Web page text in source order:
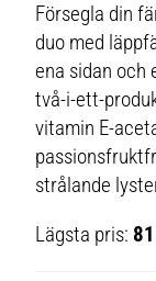
Försegla din
duo med
ena sidan och
två-i-ett-
vitamin E-
strålande
Lägsta pris: